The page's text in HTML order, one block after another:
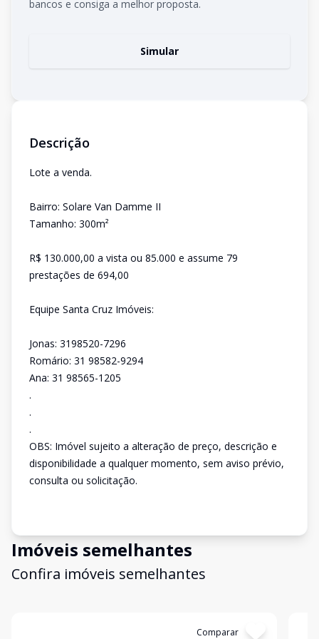
bancos e consiga a melhor proposta.
Simular
Descrição
Lote a venda.
Bairro: Solare Van Damme II
Tamanho: 300m²
R$ 130.000,00 a vista ou 85.000 e assume 79
prestações de 694,00
Equipe Santa Cruz Imóveis:
Jonas: 3198520-7296
Romário: 31 98582-9294
Ana: 31 98565-1205
.
.
.
OBS: Imóvel sujeito a alteração de preço, descrição e
disponibilidade a qualquer momento, sem aviso prévio,
consulta ou solicitação.
Imóveis semelhantes
Confira imóveis semelhantes
Comparar